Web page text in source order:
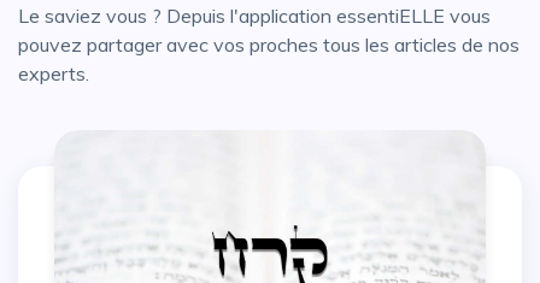
Le saviez vous ? Depuis l'application essentiELLE vous
pouvez partager avec vos proches tous les articles de nos
experts.